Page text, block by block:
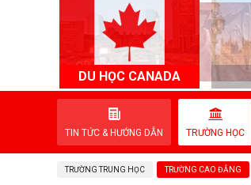
DU HỌC CANADA
TIN TỨC & HƯỚNG DẪN TRƯỜNG HỌC
TRƯỜNG TRUNG HỌC TRƯỜNG CAO ĐẲNG
QUỐC GIA
EVENTS